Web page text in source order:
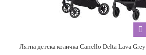
Лятна детска количка Carrello Delta Lava Grey